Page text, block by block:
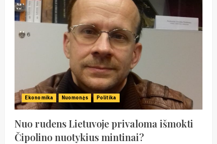
Ekonomika Nuomonės Politika
Nuo rudens Lietuvoje privaloma išmokti
Čipolino nuotykius mintinai?